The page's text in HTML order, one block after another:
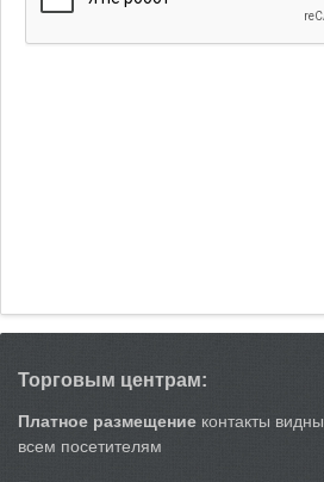
Торговым центрам:
Платное размещение контакты видны
всем посетителям